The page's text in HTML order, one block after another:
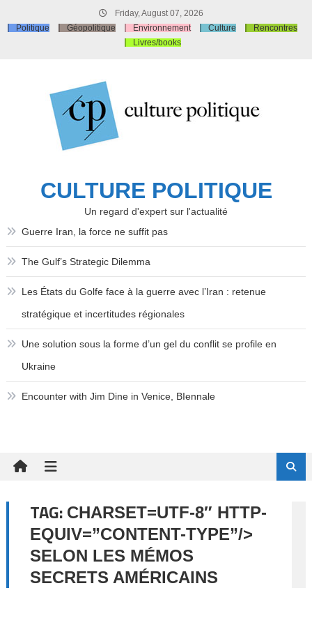
Friday, August 07, 2026
Politique
Géopolitique Environnement Culture
Rencontres
Livres/books
CULTURE POLITIQUE
Un regard d'expert sur l'actualité
Guerre Iran, la force ne suffit pas
The Gulf’s Strategic Dilemma
Les États du Golfe face à la guerre avec l’Iran : retenue
stratégique et incertitudes régionales
Une solution sous la forme d’un gel du conflit se profile en
Ukraine
Encounter with Jim Dine in Venice, BIennale
TAG: CHARSET=UTF-8″ HTTP-
EQUIV=”CONTENT-TYPE”/>
SELON LES MÉMOS
SECRETS AMÉRICAINS